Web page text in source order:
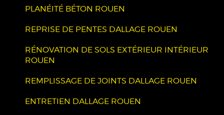
PLANÉITÉ BÉTON ROUEN
REPRISE DE PENTES DALLAGE ROUEN
RÉNOVATION DE SOLS EXTÉRIEUR INTÉRIEUR
ROUEN
REMPLISSAGE DE JOINTS DALLAGE ROUEN
ENTRETIEN DALLAGE ROUEN